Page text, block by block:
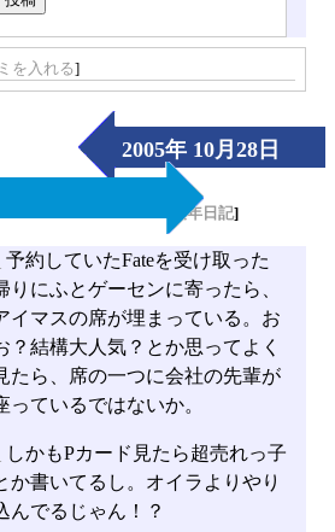
を入れる]
2005年 10月28日
（Fri）
長年日記]
予約していたFateを受け取った
りにふとゲーセンに寄ったら、
イマスの席が埋まっている。お
？結構大人気？とか思ってよく
たら、席の一つに会社の先輩が
っているではないか。
しかもPカード見たら超売れっ子
か書いてるし。オイラよりやり
んでるじゃん！？